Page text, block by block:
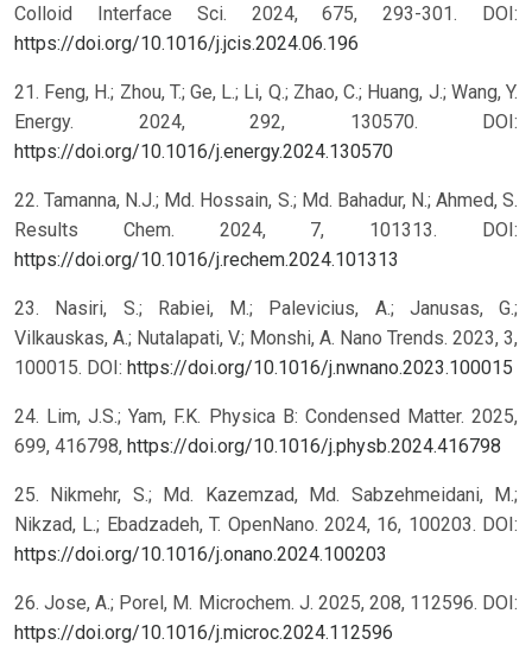
Colloid Interface Sci. 2024, 675, 293-301. DOI:
https://doi.org/10.1016/j.jcis.2024.06.196
21. Feng, H.; Zhou, T.; Ge, L.; Li, Q.; Zhao, C.; Huang, J.; Wang, Y.
Energy. 2024, 292, 130570. DOI:
https://doi.org/10.1016/j.energy.2024.130570
22. Tamanna, N.J.; Md. Hossain, S.; Md. Bahadur, N.; Ahmed, S.
Results Chem. 2024, 7, 101313. DOI:
https://doi.org/10.1016/j.rechem.2024.101313
23. Nasiri, S.; Rabiei, M.; Palevicius, A.; Janusas, G.;
Vilkauskas, A.; Nutalapati, V.; Monshi, A. Nano Trends. 2023, 3,
100015. DOI: https://doi.org/10.1016/j.nwnano.2023.100015
24. Lim, J.S.; Yam, F.K. Physica B: Condensed Matter. 2025,
699, 416798, https://doi.org/10.1016/j.physb.2024.416798
25. Nikmehr, S.; Md. Kazemzad, Md. Sabzehmeidani, M.;
Nikzad, L.; Ebadzadeh, T. OpenNano. 2024, 16, 100203. DOI:
https://doi.org/10.1016/j.onano.2024.100203
26. Jose, A.; Porel, M. Microchem. J. 2025, 208, 112596. DOI:
https://doi.org/10.1016/j.microc.2024.112596